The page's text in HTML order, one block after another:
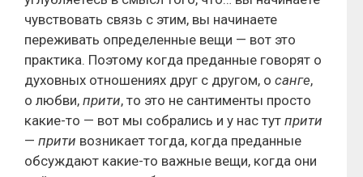
чувствовать связь с этим, вы начинаете
переживать определенные вещи — вот это
практика. Поэтому когда преданные говорят о
духовных отношениях друг с другом, о санге,
о любви, прити, то это не сантименты просто
какие-то — вот мы собрались и у нас тут прити
— прити возникает тогда, когда преданные
обсуждают какие-то важные вещи, когда они